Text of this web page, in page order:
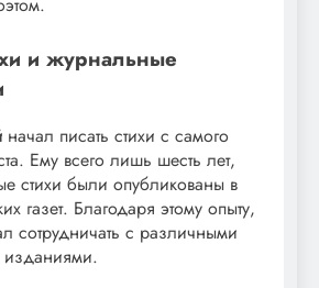
и журнальные
начал писать стихи с самого
Ему всего лишь шесть лет,
стихи были опубликованы в
газет. Благодаря этому опыту,
сотрудничать с различными
изданиями.